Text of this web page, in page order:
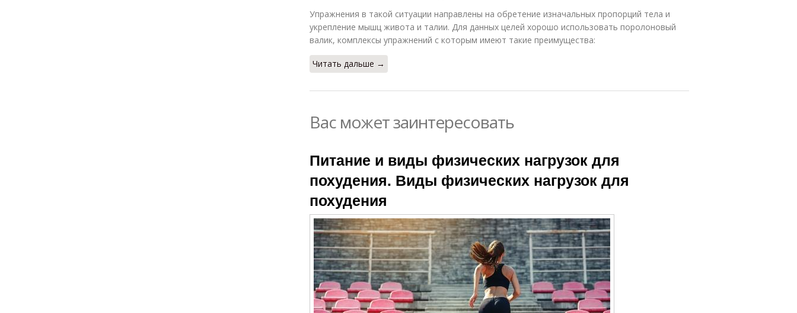
Упражнения в такой ситуации направлены на обретение изначальных пропорций тела и
укрепление мышц живота и талии. Для данных целей хорошо использовать поролоновый
валик, комплексы упражнений с которым имеют такие преимущества:
Читать дальше →
Вас может заинтересовать
Питание и виды физических нагрузок для
похудения. Виды физических нагрузок для
похудения